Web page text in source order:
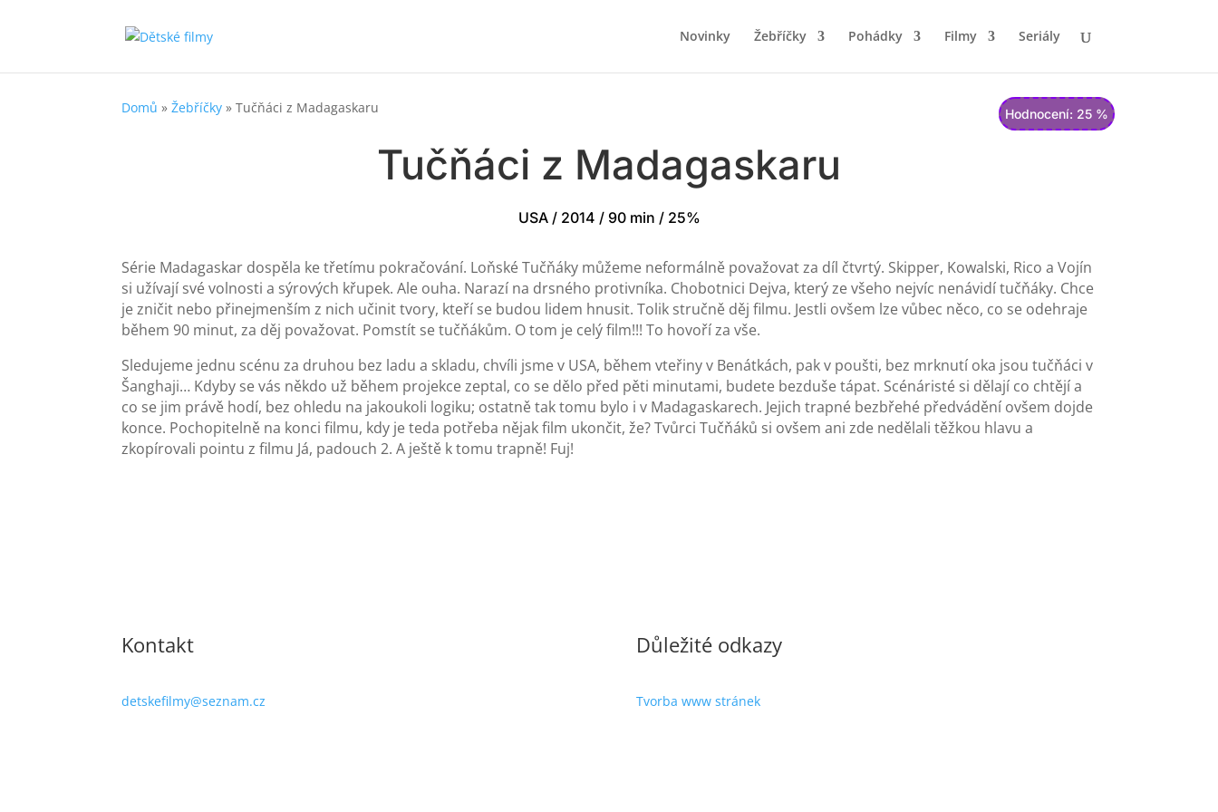
Novinky Žebříčky Pohádky Filmy Seriály
Hodnocení: 25 %
Domů »Žebříčky »Tučňáci z Madagaskaru
Tučňáci z Madagaskaru
USA / 2014 / 90 min / 25%
Série Madagaskar dospěla ke třetímu pokračování. Loňské Tučňáky můžeme neformálně považovat za díl čtvrtý. Skipper, Kowalski, Rico a Vojín
si užívají své volnosti a sýrových křupek. Ale ouha. Narazí na drsného protivníka. Chobotnici Dejva, který ze všeho nejvíc nenávidí tučňáky. Chce
je zničit nebo přinejmenším z nich učinit tvory, kteří se budou lidem hnusit. Tolik stručně děj filmu. Jestli ovšem lze vůbec něco, co se odehraje
během 90 minut, za děj považovat. Pomstít se tučňákům. O tom je celý film!!! To hovoří za vše.
Sledujeme jednu scénu za druhou bez ladu a skladu, chvíli jsme v USA, během vteřiny v Benátkách, pak v poušti, bez mrknutí oka jsou tučňáci v
Šanghaji… Kdyby se vás někdo už během projekce zeptal, co se dělo před pěti minutami, budete bezduše tápat. Scénáristé si dělají co chtějí a
co se jim právě hodí, bez ohledu na jakoukoli logiku; ostatně tak tomu bylo i v Madagaskarech. Jejich trapné bezbřehé předvádění ovšem dojde
konce. Pochopitelně na konci filmu, kdy je teda potřeba nějak film ukončit, že? Tvůrci Tučňáků si ovšem ani zde nedělali těžkou hlavu a
zkopírovali pointu z filmu Já, padouch 2. A ještě k tomu trapně! Fuj!
Kontakt
detskefilmy@seznam.cz
Důležité odkazy
Tvorba www stránek